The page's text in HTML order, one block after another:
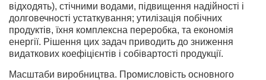
відходять), стічними водами, підвищення надійності і
долговечності устаткування; утилізація побічних
продуктів, їхня комплексна переробка, та економія
енергії. Рішення цих задач приводить до зниження
видаткових коефіцієнтів і собівартості продукції.
Масштаби виробництва. Промисловість основного